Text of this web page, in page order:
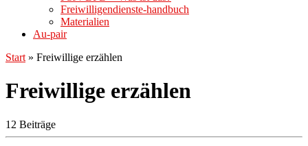
Freiwilligendienste-handbuch
Materialien
Au-pair
Start » Freiwillige erzählen
Freiwillige erzählen
12 Beiträge